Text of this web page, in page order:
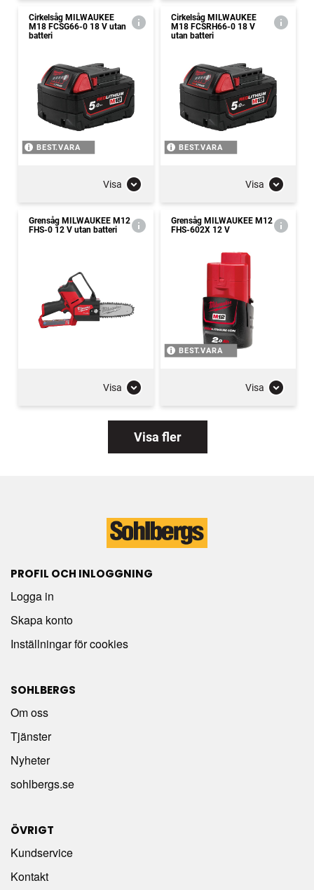
Cirkelsåg MILWAUKEE
M18 FCSG66-0 18 V utan
batteri
BEST.VARA
Visa
Cirkelsåg MILWAUKEE
M18 FCSRH66-0 18 V
utan batteri
BEST.VARA
Visa
Grensåg MILWAUKEE M12
FHS-0 12 V utan batteri
Visa
Grensåg MILWAUKEE M12
FHS-602X 12 V
BEST.VARA
Visa
Visa fler
PROFIL OCH INLOGGNING
Logga in
Skapa konto
Inställningar för cookies
SOHLBERGS
Om oss
Tjänster
Nyheter
sohlbergs.se
ÖVRIGT
Kundservice
Kontakt